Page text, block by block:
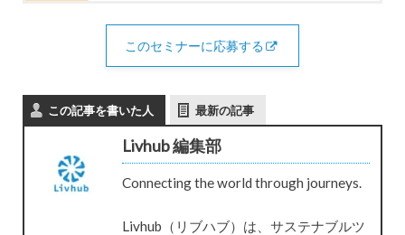
このセミナーに応募する
この記事を書いた人 最新の記事
Livhub 編集部
Connecting the world through journeys.
Livhub（リブハブ）は、サステナブルツ